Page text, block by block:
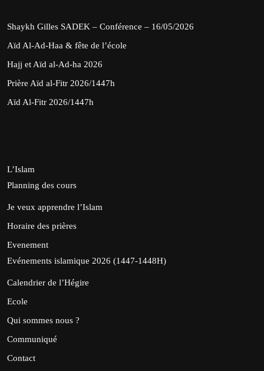
Shaykh Gilles SADEK – Conférence – 16/05/2026
Aïd Al-Ad-Haa & fête de l’école
Hajj et Aïd al-Ad-ha 2026
Prière Aïd al-Fitr 2026/1447h
Aïd Al-Fitr 2026/1447h
L’Islam
Planning des cours
Je veux apprendre l’Islam
Horaire des prières
Evenement
Evénements islamique 2026 (1447-1448H)
Calendrier de l’Hégire
Ecole
Qui sommes nous ?
Communiqué
Contact